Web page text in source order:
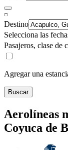
Destino
Selecciona las
Pasajeros, clase de
Agregar una
Buscar
Aerolíneas
Coyuca de